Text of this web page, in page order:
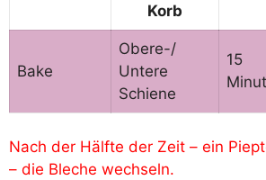
Korb
Bake
Obere-/
Untere
Schiene
15
Nach der Hälfte der Zeit – ein
– die Bleche wechseln.